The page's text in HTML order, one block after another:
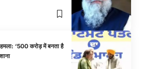
‘500 करोड़ में बनता है